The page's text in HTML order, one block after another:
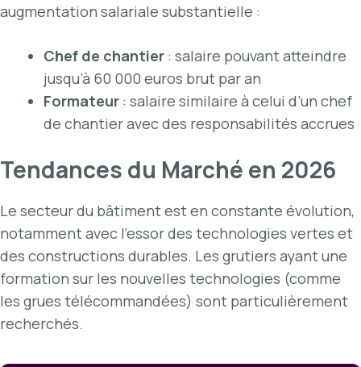
augmentation salariale substantielle :
Chef de chantier : salaire pouvant atteindre
jusqu’à 60 000 euros brut par an
Formateur : salaire similaire à celui d’un chef
de chantier avec des responsabilités accrues
Tendances du Marché en 2026
Le secteur du bâtiment est en constante évolution,
notamment avec l’essor des technologies vertes et
des constructions durables. Les grutiers ayant une
formation sur les nouvelles technologies (comme
les grues télécommandées) sont particulièrement
recherchés.